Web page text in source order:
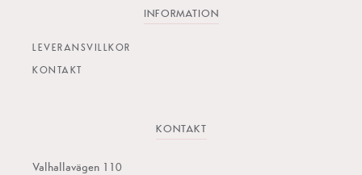
olika
alternativen
produktsidan
INFORMATION
LEVERANSVILLKOR
KONTAKT
KONTAKT
Valhallavägen 110